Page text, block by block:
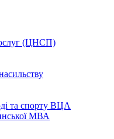
(ЦНСП)
та спорту ВЦА
МВА